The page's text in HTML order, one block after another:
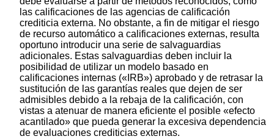
las calificaciones de las agencias de calificación
crediticia externa. No obstante, a fin de mitigar el riesgo
de recurso automático a calificaciones externas, resulta
oportuno introducir una serie de salvaguardias
adicionales. Estas salvaguardias deben incluir la
posibilidad de utilizar un modelo basado en
calificaciones internas («IRB») aprobado y de retrasar la
sustitución de las garantías reales que dejen de ser
admisibles debido a la rebaja de la calificación, con
vistas a atenuar de manera eficiente el posible «efecto
acantilado» que pueda generar la excesiva dependencia
de evaluaciones crediticias externas.